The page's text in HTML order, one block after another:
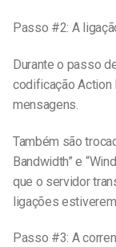
Passo #2: A
Durante o passo
codificação Action
mensagens.
Também são
Bandwidth” e
que o servidor
ligações
Passo #3: A